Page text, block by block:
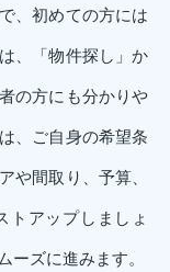
、初めての方には
、「物件探し」か
の方にも分かりや
、ご自身の希望条
や間取り、予算、
トアップしましょ
ーズに進みます。